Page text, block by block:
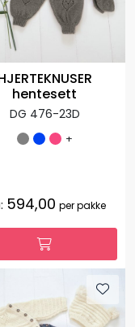
hentesett
DG 476-23D
+
594,00 per pakke